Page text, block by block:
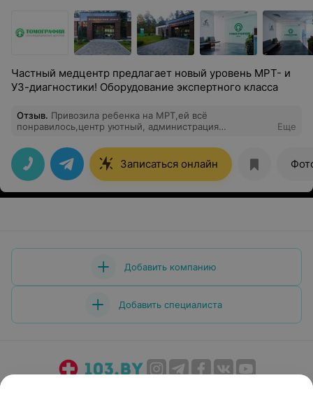
Частный медцентр предлагает новый уровень МРТ- и
УЗ-диагностики! Оборудование экспертного класса
Отзыв. Привозила ребенка на МРТ,ей всё
понравилось,центр уютный, администрация
рекомендовать
Еще
Записаться онлайн
Добавить компанию
Добавить специалиста